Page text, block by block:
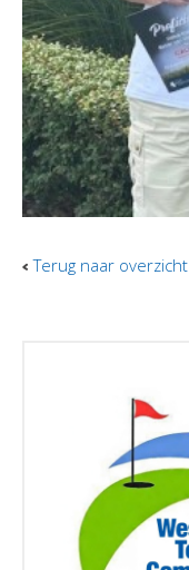
Terug naar overzicht